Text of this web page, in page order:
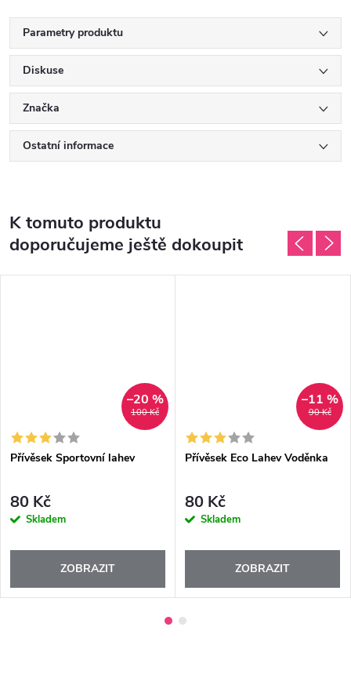
Parametry produktu
Diskuse
Značka
Ostatní informace
K tomuto produktu
doporučujeme ještě dokoupit
100 Kč
–20 %
Přívěsek Sportovní lahev
80 Kč
Skladem
ZOBRAZIT
90 Kč
–11 %
Přívěsek Eco Lahev Voděnka
80 Kč
Skladem
ZOBRAZIT